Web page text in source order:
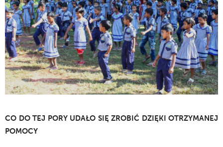
CO DO TEJ PORY UDAŁO SIĘ ZROBIĆ DZIĘKI OTRZYMANEJ
POMOCY